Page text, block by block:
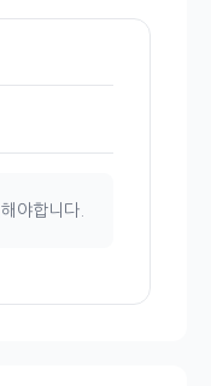
해야합니다.